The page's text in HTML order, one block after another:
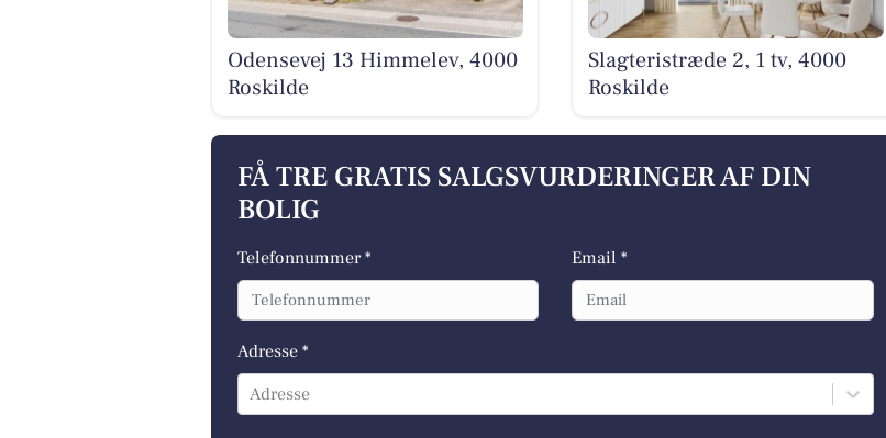
Odensevej 13 Himmelev, 4000
Roskilde
Slagteristræde 2, 1 tv, 4000
Roskilde
FÅ TRE GRATIS SALGSVURDERINGER AF DIN
BOLIG
Telefonnummer * Email *
Adresse *
Adresse